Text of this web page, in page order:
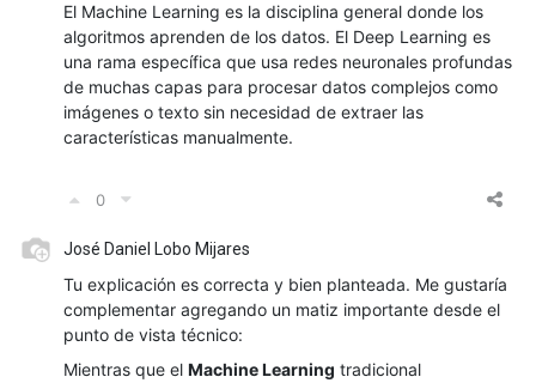
El Machine Learning es la disciplina general donde los
algoritmos aprenden de los datos. El Deep Learning es
una rama específica que usa redes neuronales profundas
de muchas capas para procesar datos complejos como
imágenes o texto sin necesidad de extraer las
características manualmente.
0
José Daniel Lobo Mijares
Tu explicación es correcta y bien planteada. Me gustaría
complementar agregando un matiz importante desde el
punto de vista técnico:
Mientras que el Machine Learning tradicional